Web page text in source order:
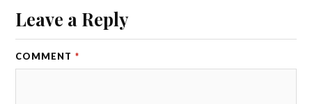
Leave a Reply
COMMENT *